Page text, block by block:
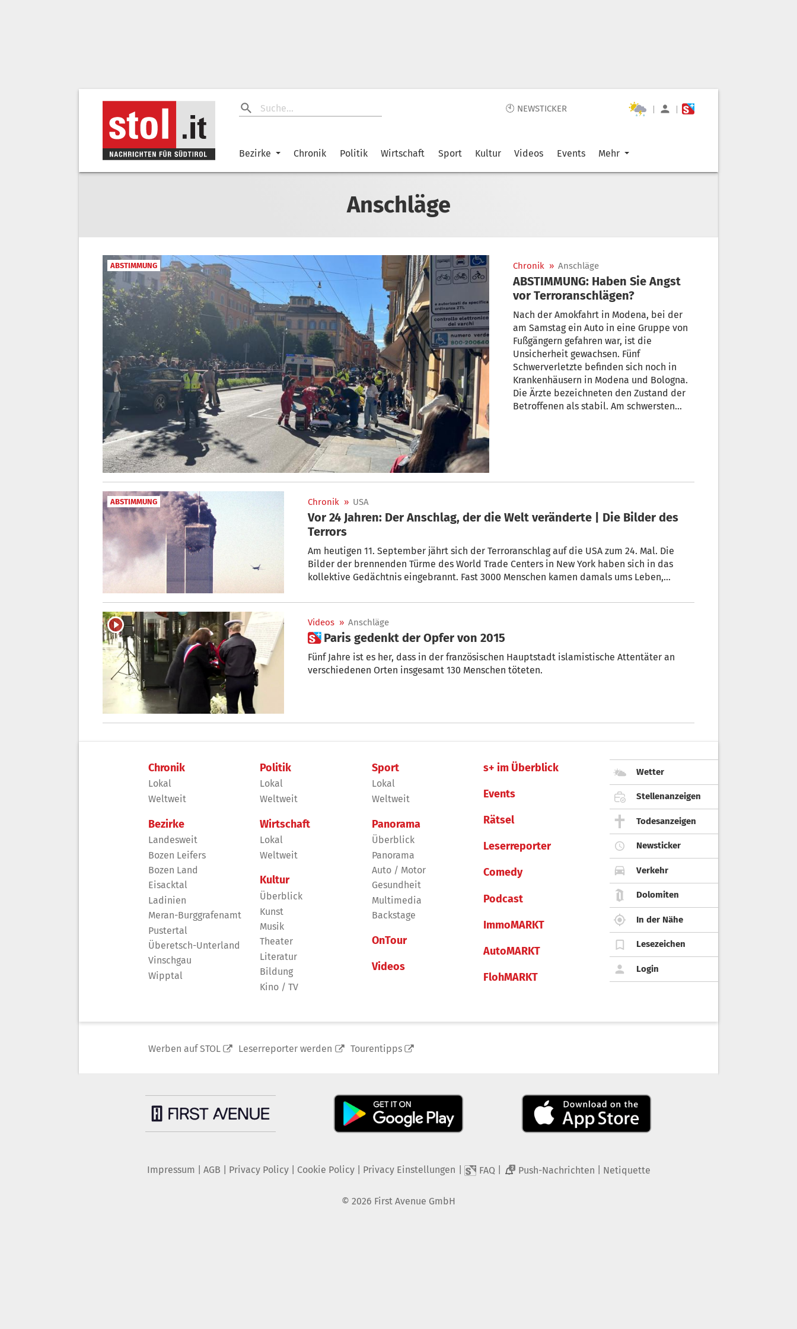
🕙 NEWSTICKER | |
Bezirke Chronik Politik Wirtschaft Sport Kultur Videos Events Mehr
Anschläge
ABSTIMMUNG Chronik » Anschläge
ABSTIMMUNG: Haben Sie Angst
vor Terroranschlägen?
Nach der Amokfahrt in Modena, bei der
am Samstag ein Auto in eine Gruppe von
Fußgängern gefahren war, ist die
Unsicherheit gewachsen. Fünf
Schwerverletzte befinden sich noch in
Krankenhäusern in Modena und Bologna.
Die Ärzte bezeichneten den Zustand der
Betroffenen als stabil. Am schwersten
ABSTIMMUNG Chronik » USA
Vor 24 Jahren: Der Anschlag, der die Welt veränderte | Die Bilder des
Terrors
Am heutigen 11. September jährt sich der Terroranschlag auf die USA zum 24. Mal. Die
Bilder der brennenden Türme des World Trade Centers in New York haben sich in das
kollektive Gedächtnis eingebrannt. Fast 3000 Menschen kamen damals ums Leben,
Südtirol erinnern sich viele noch genau daran, wo sie die Nachricht von den Anschlägen
erfahren haben – ein Moment, der das Lebensgefühl einer ganzen Generation geprägt hat.
Videos » Anschläge
 Paris gedenkt der Opfer von 2015
Fünf Jahre ist es her, dass in der französischen Hauptstadt islamistische Attentäter an
verschiedenen Orten insgesamt 130 Menschen töteten.
Chronik
Lokal
Weltweit
Bezirke
Landesweit
Bozen Leifers
Bozen Land
Eisacktal
Ladinien
Meran-Burggrafenamt
Pustertal
Überetsch-Unterland
Vinschgau
Wipptal
Politik
Lokal
Weltweit
Wirtschaft
Lokal
Weltweit
Kultur
Überblick
Kunst
Musik
Theater
Literatur
Bildung
Kino / TV
Sport
Lokal
Weltweit
Panorama
Überblick
Panorama
Auto / Motor
Gesundheit
Multimedia
Backstage
OnTour
Videos
s+ im Überblick
Events
Rätsel
Leserreporter
Comedy
Podcast
ImmoMARKT
AutoMARKT
FlohMARKT
Wetter
Stellenanzeigen
Todesanzeigen
Newsticker
Verkehr
Dolomiten
In der Nähe
Lesezeichen
Login
Werben auf STOL Leserreporter werden Tourentipps
Impressum AGB Privacy Policy| Cookie Policy| Privacy Einstellungen FAQ 2 Push-Nachrichten Netiquette
© 2026 First Avenue GmbH